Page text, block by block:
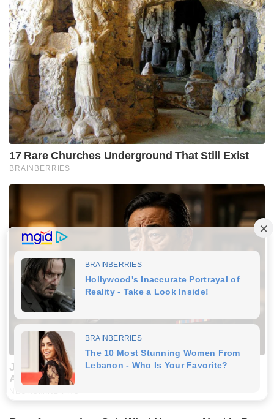
17 Rare Churches Underground That Still Exist
BRAINBERRIES
Japan's Greatest Doctors Say Memory Loss Isn't
Age: Just Stop Drinking These 3 Beverages